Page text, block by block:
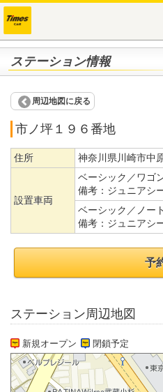
ステーション情報
周辺地図に戻る
市ノ坪１９６番地
住所 神奈川県川崎市中
設置車両
ベーシック／ワゴ
備考： ジュニアシ
ベーシック／ノー
備考： ジュニアシ
予
ステーション周辺地図
新規オープン 閉鎖予定